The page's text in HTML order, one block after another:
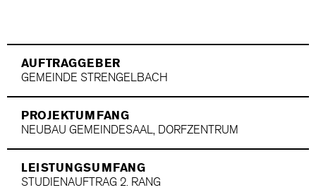
AUFTRAGGEBER
GEMEINDE STRENGELBACH
PROJEKTUMFANG
NEUBAU GEMEINDESAAL, DORFZENTRUM
LEISTUNGSUMFANG
STUDIENAUFTRAG 2. RANG